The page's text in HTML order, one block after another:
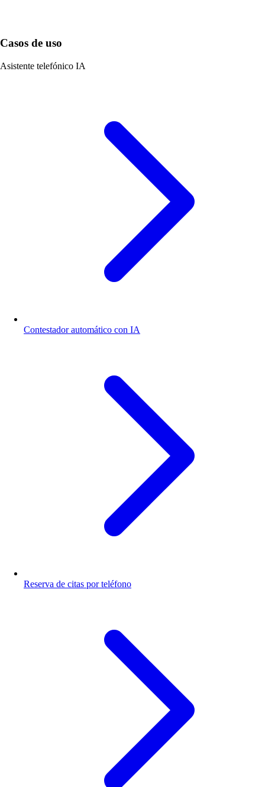
Casos de uso
Asistente telefónico IA
Contestador automático con IA
Reserva de citas por teléfono